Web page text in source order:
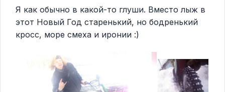
Я как обычно в какой-то глуши. Вместо лыж в
этот Новый Год старенький, но бодренький
кросс, море смеха и иронии :)